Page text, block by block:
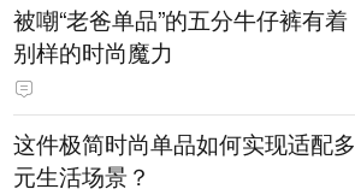
被嘲“老爸单品”的五分牛仔裤有着
别样的时尚魔力
这件极简时尚单品如何实现适配多
元生活场景？